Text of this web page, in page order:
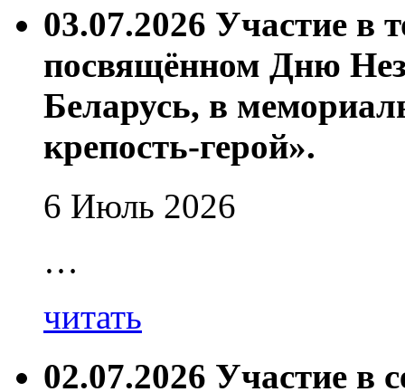
03.07.2026 Участие в
посвящённом Дню
Беларусь, в
крепость-герой».
6 Июль 2026
…
читать
02.07.2026 Участие в